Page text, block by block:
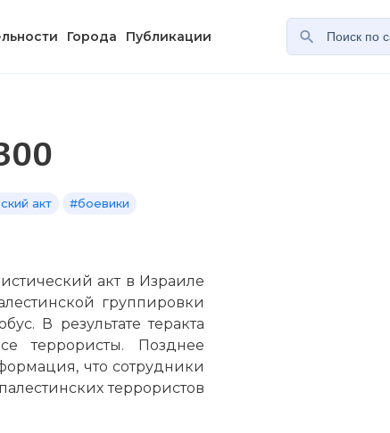
Города Публикации
акт
#боевики
акт в Израиле
группировки
В результате теракта
террористы. Позднее
что сотрудники
террористов